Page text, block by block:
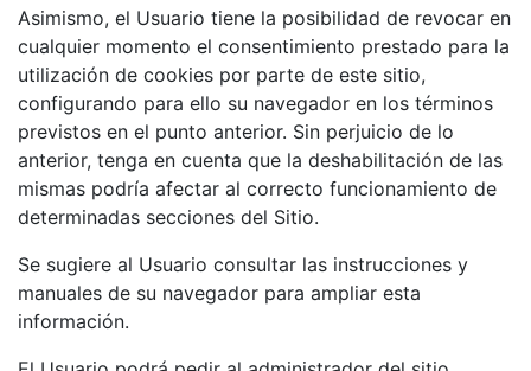
Asimismo, el Usuario tiene la posibilidad de revocar en
cualquier momento el consentimiento prestado para la
utilización de cookies por parte de este sitio,
configurando para ello su navegador en los términos
previstos en el punto anterior. Sin perjuicio de lo
anterior, tenga en cuenta que la deshabilitación de las
mismas podría afectar al correcto funcionamiento de
determinadas secciones del Sitio.
Se sugiere al Usuario consultar las instrucciones y
manuales de su navegador para ampliar esta
información.